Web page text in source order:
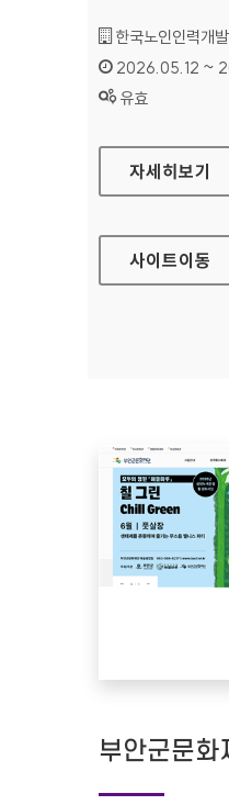
기관명 :
한국노인인력개
인증기간 :
2026.05.12 ~
상태 :
유효
한국노인인
자세히보기
사이트이동
부안군문화